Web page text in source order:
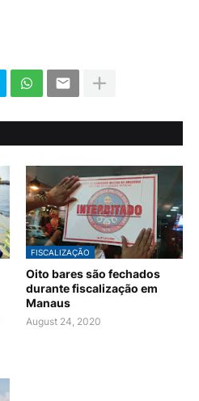
FISCALIZAÇÃO
Oito bares são fechados
durante fiscalização em
Manaus
August 24, 2020